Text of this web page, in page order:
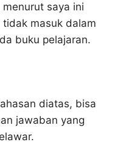
menurut saya ini
tidak masuk dalam
buku pelajaran.
diatas, bisa
jawaban yang